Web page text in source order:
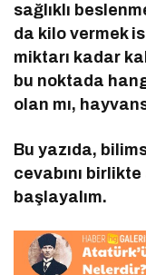
sağlıklı
da kilo vermek
miktarı kadar
bu noktada
olan mı,
Bu yazıda,
cevabını
başlayalım.